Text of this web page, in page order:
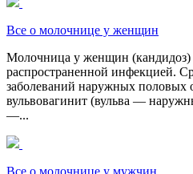
Все о молочнице у женщин
Молочница у женщин (кандидоз)
распространенной инфекцией.
заболеваний наружных половых
вульвовагинит (вульва —
—...
Все о молочнице у мужчин